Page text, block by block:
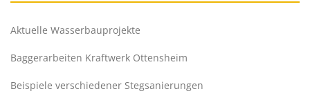
Aktuelle Wasserbauprojekte
Baggerarbeiten Kraftwerk Ottensheim
Beispiele verschiedener Stegsanierungen